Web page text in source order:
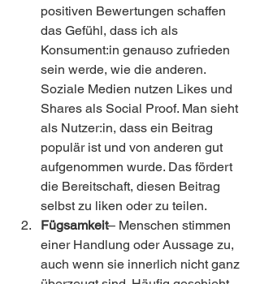
positiven Bewertungen schaffen
das Gefühl, dass ich als
Konsument:in genauso zufrieden
sein werde, wie die anderen.
Soziale Medien nutzen Likes und
Shares als Social Proof. Man sieht
als Nutzer:in, dass ein Beitrag
populär ist und von anderen gut
aufgenommen wurde. Das fördert
die Bereitschaft, diesen Beitrag
selbst zu liken oder zu teilen.
Fügsamkeit– Menschen stimmen
einer Handlung oder Aussage zu,
auch wenn sie innerlich nicht ganz